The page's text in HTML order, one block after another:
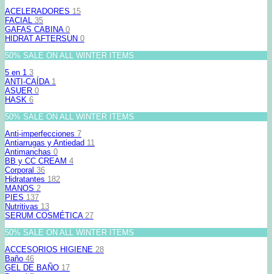
ACELERADORES 15
FACIAL 35
GAFAS CABINA 0
HIDRAT AFTERSUN 0
50% SALE ON ALL WINTER ITEMS
5 en 1 3
ANTI-CAÍDA 1
ASUER 0
HASK 6
50% SALE ON ALL WINTER ITEMS
Anti-imperfecciones 7
Antiarrugas y Antiedad 11
Antimanchas 0
BB y CC CREAM 4
Corporal 36
Hidratantes 182
MANOS 2
PIES 137
Nutritivas 13
SERUM COSMÉTICA 27
50% SALE ON ALL WINTER ITEMS
ACCESORIOS HIGIENE 28
Baño 46
GEL DE BAÑO 17